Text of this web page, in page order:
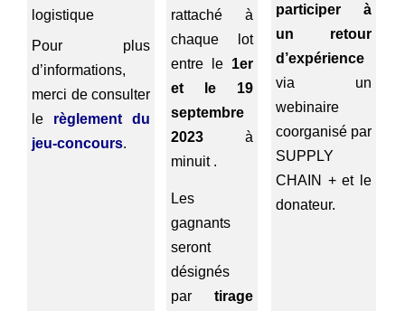
logistique
Pour plus
d’informations,
merci de consulter
le règlement du
jeu-concours.
rattaché à
chaque lot
entre le 1er
et le 19
septembre
2023 à
minuit .
Les
gagnants
seront
désignés
par tirage
participer à
un retour
d’expérience
via un
webinaire
coorganisé par
SUPPLY
CHAIN + et le
donateur.